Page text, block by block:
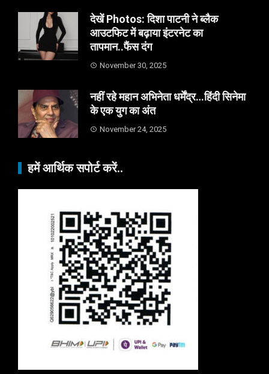
देखें Photos: दिशा पाटनी ने ब्लैक
आउटफिट में बढ़ाया इंटरनेट का
तापमान..फैंस दंग
November 30, 2025
नहीं रहे महान अभिनेता धर्मेंद्र…हिंदी सिनेमा
के एक युग का अंत
November 24, 2025
हमें आर्थिक सपोर्ट करें..